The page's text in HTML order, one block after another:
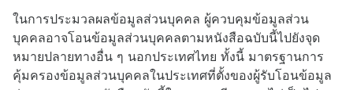
ในการประมวลผลข้อมูลส่วนบุคคล ผู้ควบคุมข้อมูลส่วน
บุคคลอาจโอนข้อมูลส่วนบุคคลตามหนังสือฉบับนี้ไปยังจุด
หมายปลายทางอื่น ๆ นอกประเทศไทย ทั้งนี้ มาตรฐานการ
คุ้มครองข้อมูลส่วนบุคคลในประเทศที่ตั้งของผู้รับโอนข้อมูล